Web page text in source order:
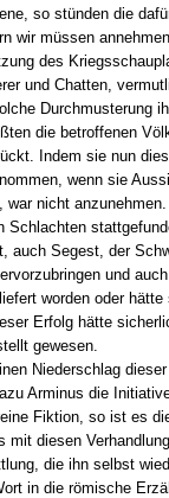
so stünden die
wir müssen
des
und Chatten,
Durchmusterung
die betroffenen
Indem sie nun
wenn sie
war nicht
Schlachten
auch Segest, der
und
worden oder
Erfolg hätte
gewesen.
Niederschlag
Arminus die
Fiktion, so ist es
mit diesen
die ihn selbst
in die römische